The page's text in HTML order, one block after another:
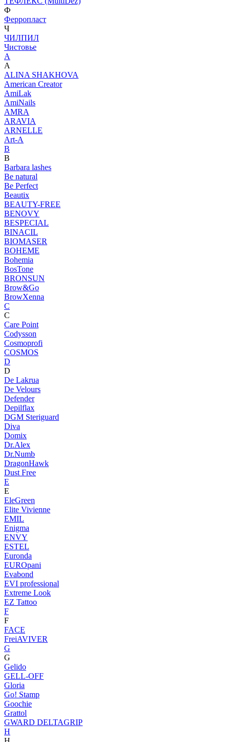
Ф
Ферропласт
Ч
ЧИЛПИЛ
Чистовье
A
A
ALINA SHAKHOVA
American Creator
AmiLak
AmiNails
AMRA
ARAVIA
ARNELLE
Art-A
B
B
Barbara lashes
Be natural
Be Perfect
Beautix
BEAUTY-FREE
BENOVY
BESPECIAL
BINACIL
BIOMASER
BOHEME
Bohemia
BosTone
BRONSUN
Brow&Go
BrowXenna
C
C
Care Point
Codysson
Cosmoprofi
COSMOS
D
D
De Lakrua
De Velours
Defender
Depilflax
DGM Steriguard
Diva
Domix
Dr.Alex
Dr.Numb
DragonHawk
Dust Free
E
E
EleGreen
Elite Vivienne
EMIL
Enigma
ENVY
ESTEL
Euronda
EUROpani
Evabond
EVI professional
Extreme Look
EZ Tattoo
F
F
FACE
FreiAVIVER
G
G
Gelido
GELL-OFF
Gloria
Go! Stamp
Goochie
Grattol
GWARD DELTAGRIP
H